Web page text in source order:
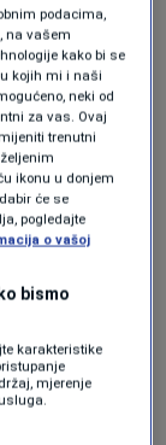
nego i
Prije
u tom
CNN.
podijelio
posjetiti
podacima,
na vašem
kako bi se
kojih mi i naši
neki od
za vas. Ovaj
trenutni
ikonu u donjem
će se
pogledajte
o vašoj
bismo
karakteristike
mjerenje